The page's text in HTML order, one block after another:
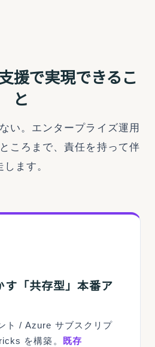
援で実現できるこ
と
い。エンタープライズ運用
ころまで、責任を持って伴
します。
す「共存型」本番ア
ト / Azure サブスクリプ
を構築。
既存